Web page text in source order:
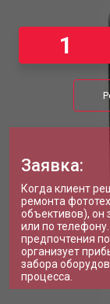
1
Заявка:
Когда клиент
ремонта
объективов), он
или по
предпочтения
организует
забора
процесса.